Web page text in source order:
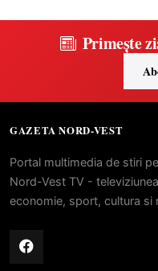
Primește
GAZETA NORD-VEST
Portal multimedia de stiri
Nord-Vest TV -
economie, sport, cultura si